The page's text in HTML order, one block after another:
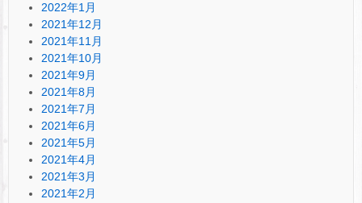
2022年1月
2021年12月
2021年11月
2021年10月
2021年9月
2021年8月
2021年7月
2021年6月
2021年5月
2021年4月
2021年3月
2021年2月